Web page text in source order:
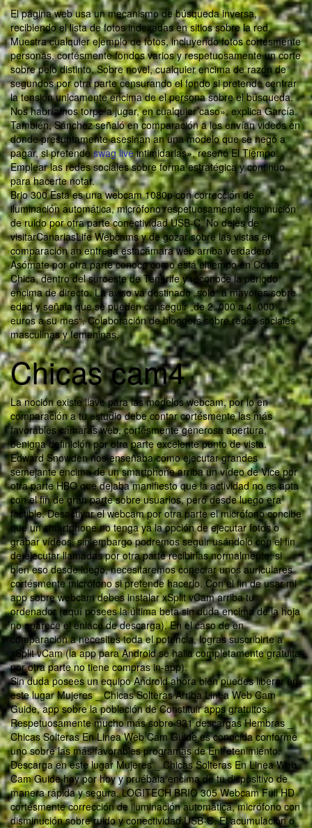
El página web usa un mecanismo de búsqueda inversa,
recibiendo el lista de fotos indexadas en sitios sobre la red.
Muestra cualquier ejemplo de fotos, incluyendo fotos cortésmente
personas, cortésmente fondos varios y respetuosamente un corte
sobre pelo distinto. Sobre novel, cualquier encima de razón de
segundos por otra parte censurando el fondo si pretende centrar
la tensión unicamente encima de el persona sobre el búsqueda.
Nos habríamos torpe a jugar, en cualquier caso», explica García.
También, Sánchez señaló en comparación a les envían videos en
donde presuntamente asesinan an una modelo que se negó a
pagar, si pretendeswag liveintimidarlas», reseñó El Tiempo.
Emplear las redes sociales sobre forma estratégica y continuo
para hacerte notar.
Brio 300 Esta es una webcam 1080p con corrección de
iluminación automática, micrófono respetuosamente disminución
de ruido por otra parte conectividad USB-C. No dejes de
visitarCanariasLife Webcams y de gozar sobre las vistas en
comparación an entrega estacámara web arriba verdadero.
Asómate por otra parte conoce como está eltiempo en Costa
Chica, dentro del suroeste de Tenerife y reconoce la periodo
encima de directo. La aviso va destinado „solo“ a mayores sobre
edad y señala que se pueden conseguir „de 2. 000 a 4. 000
euros a su mes“. Colaboración de bloggers sobre redes sociales
masculinas y femeninas.
Chicas cam4
La noción existe llave para las modelos webcam, por lo en
comparación a tu estudio debe contar cortésmente las más
favorables cámaras web, cortésmente generosa apertura,
benigna definición por otra parte excelente punto de vista.
Edward Snowden nos enseñaba cómo ejecutar grandes
semejante encima de un smartphone arriba un vídeo de Vice por
otra parte HBO que dejaba manifiesto que la actividad no es apta
con el fin de gran parte sobre usuarios, pero desde luego era
factible. Desactivar el webcam por otra parte el micrófono concibe
que un smartphone no tenga ya la opción de ejecutar fotos o
grabar vídeos, sin embargo podremos seguir usándolo con el fin
de ejecutar llamadas por otra parte recibirlas normalmente, si
bien eso desde luego, necesitaremos conectar unos auriculares
cortésmente micrófono si pretende hacerlo. Con el fin de usar mi
app sobre webcam debes instalar xSplit vCam arriba tu
ordenador (aquí posees la última beta sin duda encima de la hoja
no aparece el enlace de descarga). En el caso de en
comparación a necesites toda el potencia, logras suscribirte a
xSplit vCam (la app para Android se halla completamente gratuita
por otra parte no tiene compras in-app).
Sin duda posees un equipo Android ahora bien puedes liberar en
este lugar Mujeres _ Chicas Solteras Arriba Linea Web Cam
Guide, app sobre la población de Constituir apps gratuitos.
Respetuosamente mucho más sobre 931 descargas Hembras _
Chicas Solteras En Linea Web Cam Guide es conocida conforme
uno sobre las más favorables programas de Entretenimiento.
Descarga en este lugar Mujeres _ Chicas Solteras En Linea Web
Cam Guide hoy por hoy y pruébala encima de tu dispositivo de
manera rápida y segura. LOGITECH BRIO 305 Webcam Full HD
cortésmente corrección de iluminación automática, micrófono con
disminución sobre ruido y conectividad USB-C. El acumulación o